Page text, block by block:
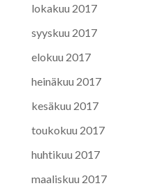
lokakuu 2017
syyskuu 2017
elokuu 2017
heinäkuu 2017
kesäkuu 2017
toukokuu 2017
huhtikuu 2017
maaliskuu 2017